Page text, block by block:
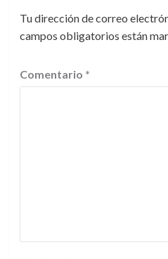
Tu dirección de correo
campos obligatorios están
Comentario *